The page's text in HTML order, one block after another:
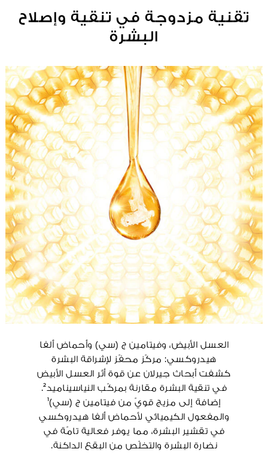
تقنية مزدوجة في تنقية وإصلاح
البشرة
العسل الأبيض، وفيتامين ج (سي) وأحماض ألفا
هيدروكسي: مركّز محفّز لإشراقة البشرة
كشفت أبحاث جيرلان عن قوة أثر العسل الأبيض
في تنقية البشرة مقارنة بمركّب النياسيناميد².
إضافة إلى مزيج قويّ من فيتامين ج (سي)¹
والمفعول الكيميائي لأحماض ألفا هيدروكسي
في تقشير البشرة، مما يوفر فعالية تامّة في
نضارة البشرة والتخلّص من البقع الداكنة.